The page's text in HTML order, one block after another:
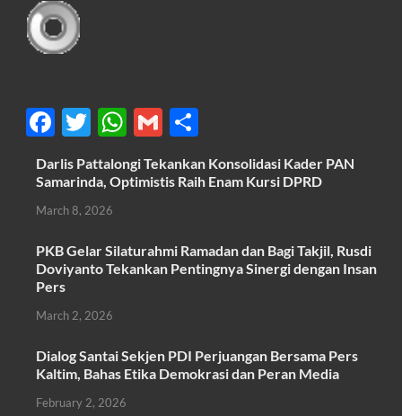
F
ac
e
b
o
o
k
T
w
itt
er
W
h
at
A
p
G
m
ail
h
ar
Darlis Pattalongi Tekankan Konsolidasi Kader PAN
Samarinda, Optimistis Raih Enam Kursi DPRD
March 8, 2026
PKB Gelar Silaturahmi Ramadan dan Bagi Takjil, Rusdi
Doviyanto Tekankan Pentingnya Sinergi dengan Insan
Pers
March 2, 2026
Dialog Santai Sekjen PDI Perjuangan Bersama Pers
Kaltim, Bahas Etika Demokrasi dan Peran Media
February 2, 2026